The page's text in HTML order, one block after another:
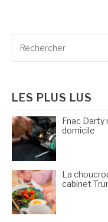
Recherche
LES PLUS LUS
Fnac Darty
domicile
La
cabinet